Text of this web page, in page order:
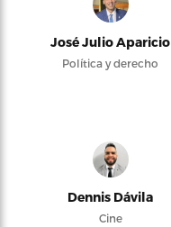
José Julio Aparicio
Política y derecho
Dennis Dávila
Cine